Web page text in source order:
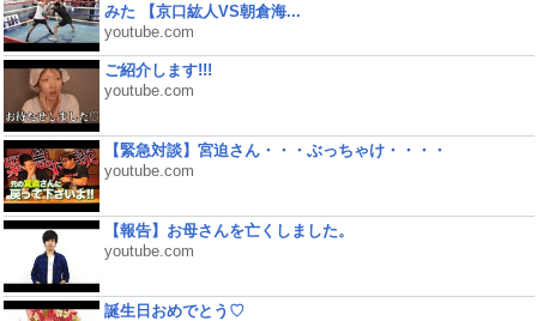
みた 【京口紘人VS朝倉海...
youtube.com
ご紹介します!!!
youtube.com
【緊急対談】宮迫さん・・・ぶっちゃけ・・・・
youtube.com
【報告】お母さんを亡くしました。
youtube.com
誕生日おめでとう♡